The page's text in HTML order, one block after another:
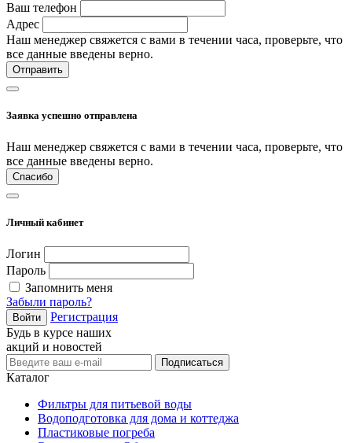
Ваш телефон
Адрес
Наш менеджер свяжется с вами в течении часа, проверьте, что
все данные введены верно.
Отправить
Заявка успешно отправлена
Наш менеджер свяжется с вами в течении часа, проверьте, что
все данные введены верно.
Спасибо
Личный кабинет
Логин
Пароль
Запомнить меня
Забыли пароль?
Войти
Регистрация
Будь в курсе наших
акций и новостей
Подписаться
Каталог
Фильтры для питьевой воды
Водоподготовка для дома и коттеджа
Пластиковые погреба